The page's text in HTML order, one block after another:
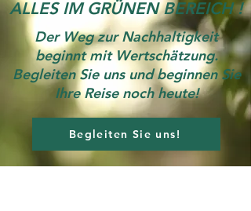
ALLES IM GRÜNEN BEREICH !
Der Weg zur Nachhaltigkeit
beginnt mit Wertschätzung.
Begleiten Sie uns und beginnen Sie
Ihre Reise noch heute!
Begleiten Sie uns!